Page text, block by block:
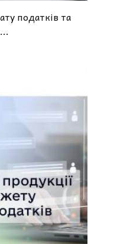
податків та